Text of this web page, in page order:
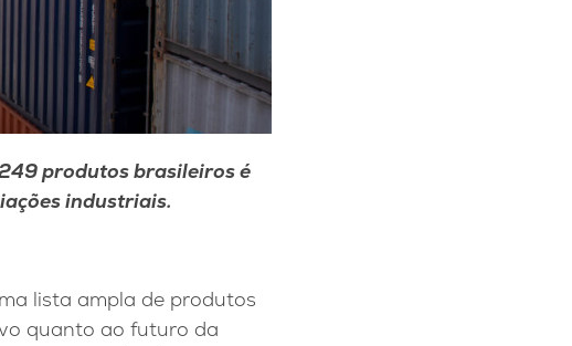
produtos brasileiros é
industriais.
lista ampla de produtos
quanto ao futuro da